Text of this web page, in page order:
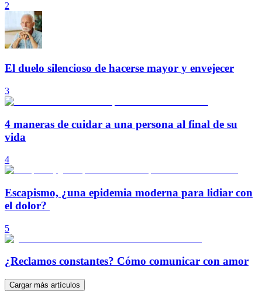
2
El duelo silencioso de hacerse mayor y envejecer
3
4 maneras de cuidar a una persona al final de su
vida
4
Escapismo, ¿una epidemia moderna para lidiar con
el dolor?
5
¿Reclamos constantes? Cómo comunicar con amor
Cargar más artículos